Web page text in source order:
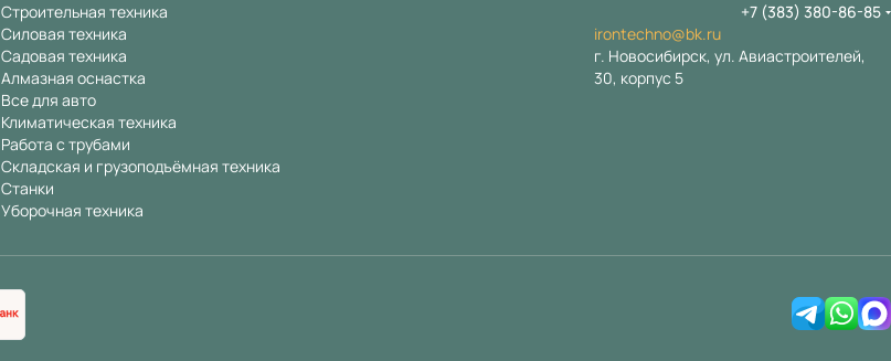
Строительная техника
Силовая техника
Садовая техника
Алмазная оснастка
Все для авто
Климатическая техника
Работа с трубами
Складская и грузоподъёмная техника
Станки
Уборочная техника
+7 (383) 380-86-85
irontechno@bk.ru
г. Новосибирск, ул. Авиастроителей,
30, корпус 5